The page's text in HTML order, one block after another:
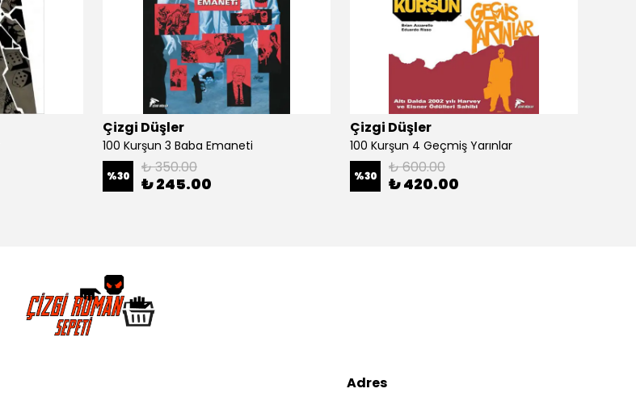
Çizgi Düşler
100 Kurşun 3 Baba Emaneti
%30 ₺ 350.00
₺ 245.00
Çizgi Düşler
100 Kurşun 4 Geçmiş Yarınlar
%30 ₺ 600.00
₺ 420.00
Adres